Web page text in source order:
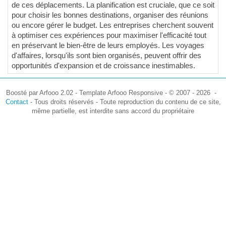
de ces déplacements. La planification est cruciale, que ce soit
pour choisir les bonnes destinations, organiser des réunions
ou encore gérer le budget. Les entreprises cherchent souvent
à optimiser ces expériences pour maximiser l'efficacité tout
en préservant le bien-être de leurs employés. Les voyages
d'affaires, lorsqu'ils sont bien organisés, peuvent offrir des
opportunités d'expansion et de croissance inestimables.
Boosté par Arfooo 2.02 - Template Arfooo Responsive - © 2007 - 2026 -
Contact- Tous droits réservés - Toute reproduction du contenu de ce site,
même partielle, est interdite sans accord du propriétaire